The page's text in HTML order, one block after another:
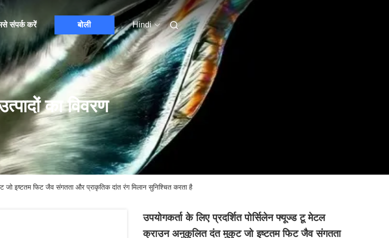
संपर्क करें बोली Hindi
का विवरण
इष्टतम फिट जैव संगतता और प्राकृतिक दांत रंग मिलान सुनिश्चित करता है
उपयोगकर्ता के लिए प्रदर्शित पोर्सिलेन फ्यूज्ड टू मेटल
क्राउन अनुकूलित दंत मुकुट जो इष्टतम फिट जैव संगतता